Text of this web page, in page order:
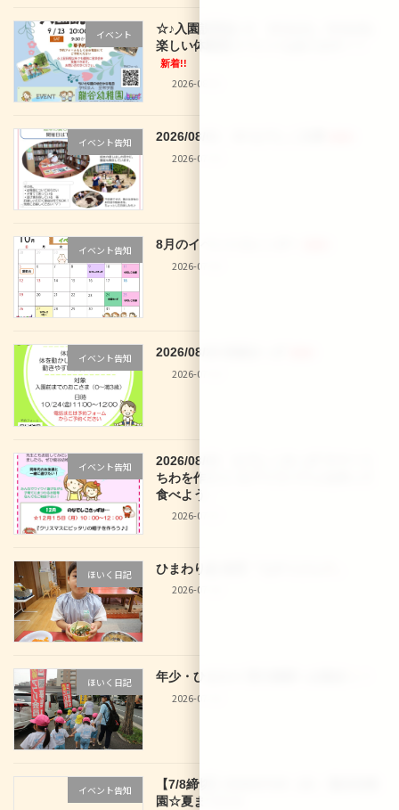
イベント
☆♪入園説明会♪☆ 9/12(土)、9/16(水)
楽しい体験型イベントもあります！！
新着!!
2026-08-02
イベント告知 2026/08/01 29 なでしこ文庫
2026-07-30
イベント告知 8月のイベントカレンダー
2026-07-30
イベント告知 2026/08/28 体操きっず
2026-07-30
イベント告知
2026/08/03 なでしこきっず サマーう
ちわを作ろう♪＆アイスパフェを作って
食べよう♪
2026-07-27
ほいく日記 ひまわり組 食育「七夕うどん
2026-07-10
ほいく日記 年少・ひまわり 西大路駅へお散歩
2026-07-10
イベント告知
【7/8締切】2026/07/29（水） 龍谷幼稚
園☆夏まつり☆